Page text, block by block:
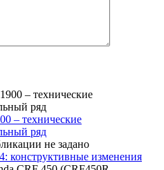
– технические
ряд
конструктивные изменения